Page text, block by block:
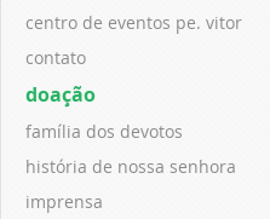
centro de eventos pe. vitor
contato
doação
família dos devotos
história de nossa senhora
imprensa